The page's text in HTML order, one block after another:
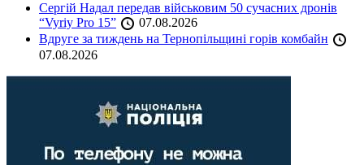
Сергій Надал передав військовим 50 сучасних дронів
“Vyriy Pro 15”
07.08.2026
Вдруге за тиждень на Тернопільщині горів комбайн
07.08.2026